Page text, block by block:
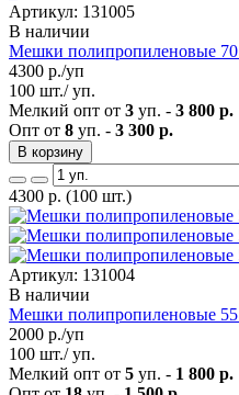
Артикул: 131005
В наличии
Мешки полипропиленовые
4300 р./уп
100 шт./ уп.
Мелкий опт от 3 уп. - 3 800 р.
Опт от 8 уп. - 3 300 р.
В корзину
4300 р. (100 шт.)
Артикул: 131004
В наличии
Мешки полипропиленовые
2000 р./уп
100 шт./ уп.
Мелкий опт от 5 уп. - 1 800 р.